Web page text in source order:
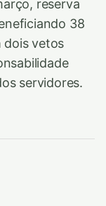
reserva
38
dois vetos
servidores.